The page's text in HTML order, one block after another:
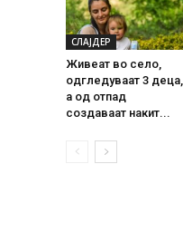
СЛАЈДЕР
Живеат во село,
одгледуваат 3 деца,
а од отпад
создаваат накит...